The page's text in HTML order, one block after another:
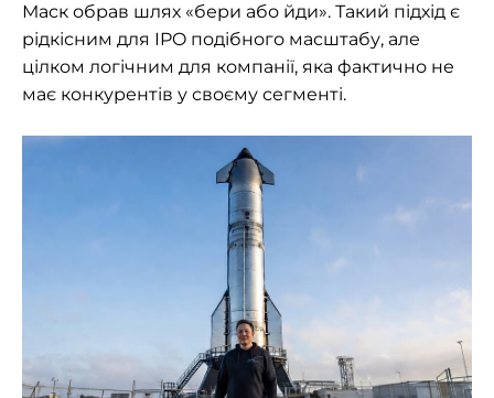
Маск обрав шлях «бери або йди». Такий підхід є
рідкісним для IPO подібного масштабу, але
цілком логічним для компанії, яка фактично не
має конкурентів у своєму сегменті.